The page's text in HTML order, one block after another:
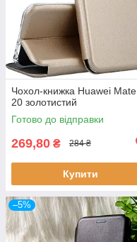
Чохол-книжка Huawei Mate
20 золотистий
Готово до відправки
269,80 ₴ 284 ₴
Купити
–5%